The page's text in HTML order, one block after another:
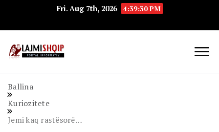
Fri. Aug 7th, 2026 4:39:31 PM
Ballina
Kuriozitete
Jemi kaq rastësorë…